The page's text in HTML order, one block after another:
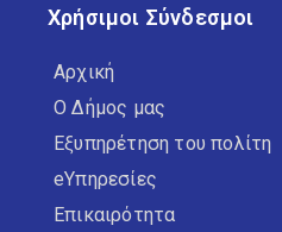
Χρήσιμοι Σύνδεσμοι
Αρχική
Ο Δήμος μας
Εξυπηρέτηση του πολίτη
eΥπηρεσίες
Επικαιρότητα